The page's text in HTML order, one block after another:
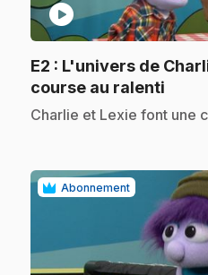
play_circle
E2 : L'univers de
course au ralenti
.Charlie et Lexie font une
Abonnement